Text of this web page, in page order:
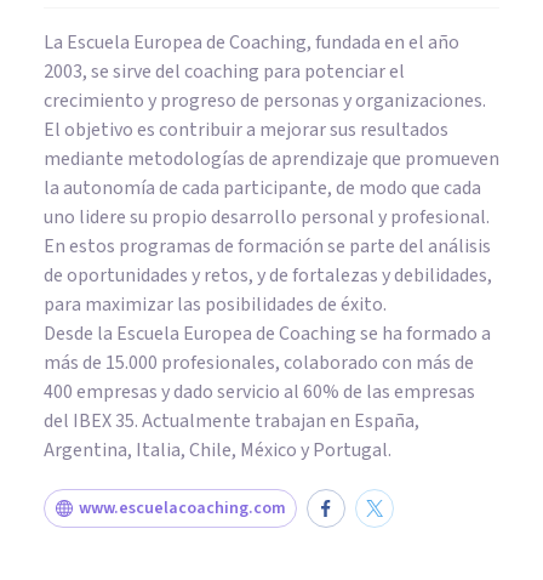
La Escuela Europea de Coaching, fundada en el año
2003, se sirve del coaching para potenciar el
crecimiento y progreso de personas y organizaciones.
El objetivo es contribuir a mejorar sus resultados
mediante metodologías de aprendizaje que promueven
la autonomía de cada participante, de modo que cada
uno lidere su propio desarrollo personal y profesional.
En estos programas de formación se parte del análisis
de oportunidades y retos, y de fortalezas y debilidades,
para maximizar las posibilidades de éxito.
Desde la Escuela Europea de Coaching se ha formado a
más de 15.000 profesionales, colaborado con más de
400 empresas y dado servicio al 60% de las empresas
del IBEX 35. Actualmente trabajan en España,
Argentina, Italia, Chile, México y Portugal.
www.escuelacoaching.com